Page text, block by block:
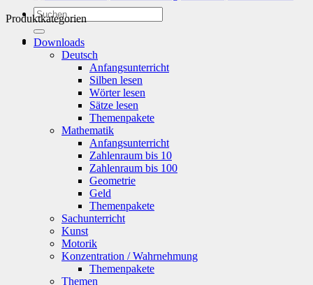
Suchen
nach:
Produktkategorien
Downloads
Deutsch
Anfangsunterricht
Silben lesen
Wörter lesen
Sätze lesen
Themenpakete
Mathematik
Anfangsunterricht
Zahlenraum bis 10
Zahlenraum bis 100
Geometrie
Geld
Themenpakete
Sachunterricht
Kunst
Motorik
Konzentration / Wahrnehmung
Themenpakete
Themen